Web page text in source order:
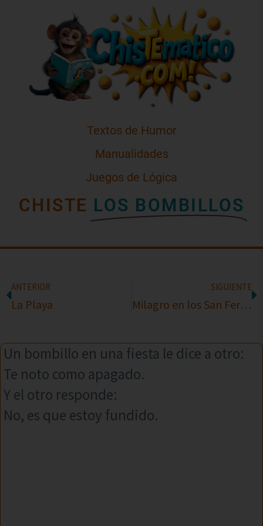
Textos de Humor
Manualidades
Juegos de Lógica
CHISTE LOS BOMBILLOS
ANTERIOR
La Playa
SIGUIENTE
Milagro en los San Fermines
Un bombillo en una fiesta le dice a otro:
Te noto como apagado.
Y el otro responde:
No, es que estoy fundido.